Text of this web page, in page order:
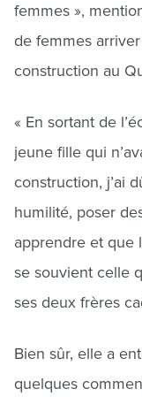
femmes »,
de femmes
construction au
« En sortant de
jeune fille qui
construction, j’ai
humilité, poser
apprendre et que
se souvient celle
ses deux frères
Bien sûr, elle a
quelques